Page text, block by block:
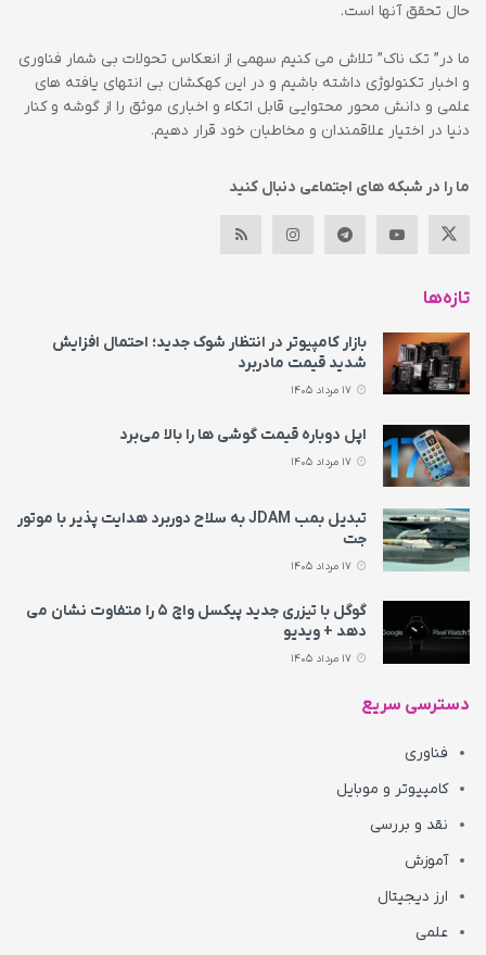
حال تحقق آنها است.
ما در” تک ناک” تلاش می کنیم سهمی از انعکاس تحولات بی شمار فناوری
و اخبار تکنولوژی داشته باشیم و در این کهکشان بی انتهای یافته های
علمی و دانش محور محتوایی قابل اتکاء و اخباری موثق را از گوشه و کنار
دنیا در اختیار علاقمندان و مخاطبان خود قرار دهیم.
ما را در شبکه های اجتماعی دنبال کنید
تازه‌ها
بازار کامپیوتر در انتظار شوک جدید؛ احتمال افزایش
شدید قیمت مادربرد
اپل دوباره قیمت‌ گوشی ها را بالا می‌برد
تبدیل بمب JDAM به سلاح دوربرد هدایت پذیر با موتور
جت
گوگل با تیزری جدید پیکسل واچ ۵ را متفاوت نشان می‌
دهد + ویدیو
دسترسی سریع
فناوری
کامپیوتر و موبایل
نقد و بررسی
آموزش
ارز دیجیتال
علمی